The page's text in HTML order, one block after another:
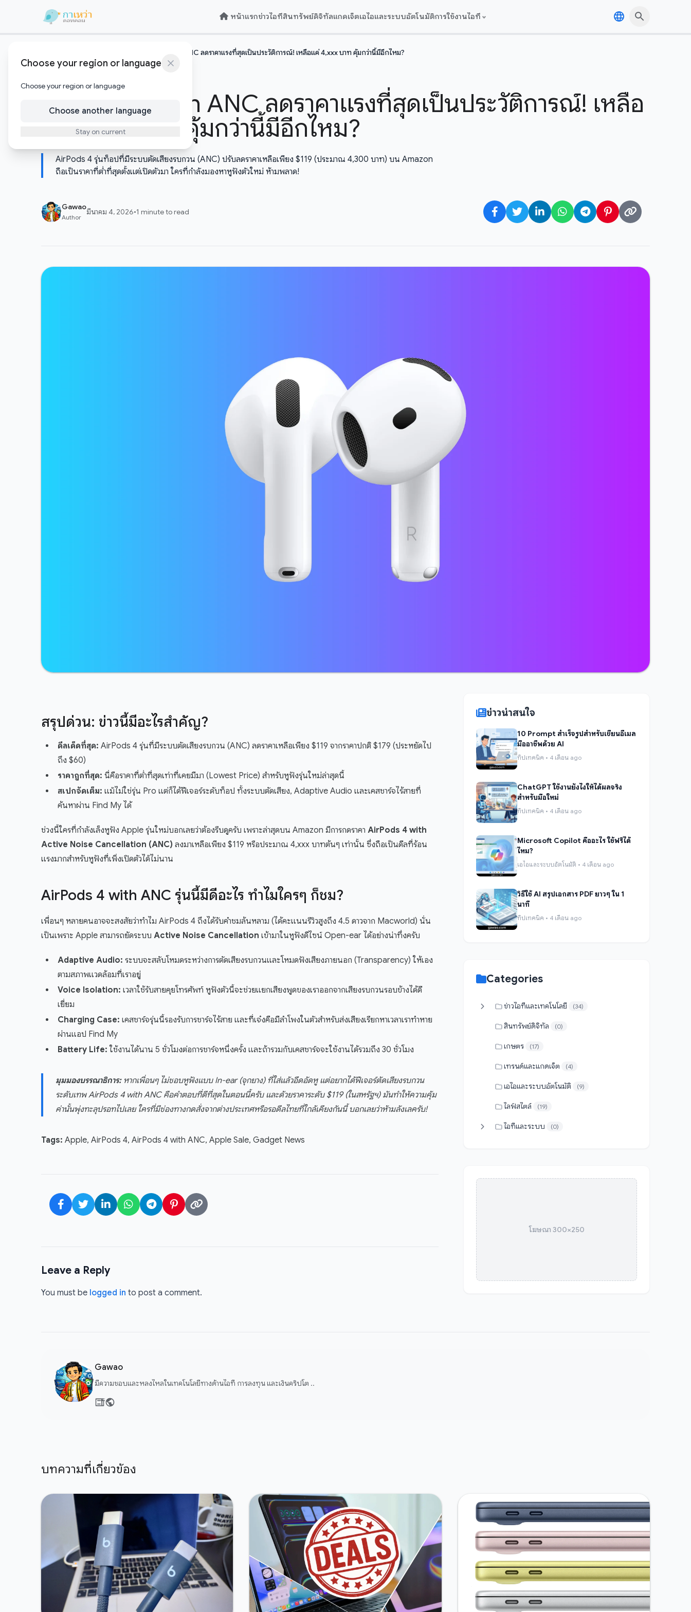
หน้าแรกข่าวไอทีสินทรัพย์ดิจิทัลแกดเจ็ตเอไอและระบบอัตโนมัติการใช้งานไอที
Choose your region or language
Choose your region or language
Choose another language
Stay on current
AirPods 4 with ANC ลดราคาแรงที่สุดเป็นประวัติการณ์! เหลือแค่ 4,xxx บาท คุ้มกว่านี้มีอีกไหม?
AirPods 4 with ANC ลดราคาแรงที่สุดเป็นประวัติการณ์! เหลือ
แค่ 4,xxx บาท คุ้มกว่านี้มีอีกไหม?
AirPods 4 รุ่นท็อปที่มีระบบตัดเสียงรบกวน (ANC) ปรับลดราคาเหลือเพียง $119 (ประมาณ 4,300 บาท) บน Amazon
ถือเป็นราคาที่ต่ำที่สุดตั้งแต่เปิดตัวมา ใครที่กำลังมองหาหูฟังตัวใหม่ ห้ามพลาด!
Gawao
Author
มีนาคม 4, 2026•1 minute to read
สรุปด่วน: ข่าวนี้มีอะไรสำคัญ?
ดีลเด็ดที่สุด: AirPods 4 รุ่นที่มีระบบตัดเสียงรบกวน (ANC) ลดราคาเหลือเพียง $119 จากราคาปกติ $179 (ประหยัดไป
ถึง $60)
ราคาถูกที่สุด: นี่คือราคาที่ต่ำที่สุดเท่าที่เคยมีมา (Lowest Price) สำหรับหูฟังรุ่นใหม่ล่าสุดนี้
สเปกจัดเต็ม: แม้ไม่ใช่รุ่น Pro แต่ก็ได้ฟีเจอร์ระดับท็อป ทั้งระบบตัดเสียง, Adaptive Audio และเคสชาร์จไร้สายที่
ค้นหาผ่าน Find My ได้
ช่วงนี้ใครที่กำลังเล็งหูฟัง Apple รุ่นใหม่บอกเลยว่าต้องรีบดูครับ เพราะล่าสุดบน Amazon มีการกดราคา AirPods 4 with
Active Noise Cancellation (ANC) ลงมาเหลือเพียง $119 หรือประมาณ 4,xxx บาทต้นๆ เท่านั้น ซึ่งถือเป็นดีลที่ร้อน
แรงมากสำหรับหูฟังที่เพิ่งเปิดตัวได้ไม่นาน
AirPods 4 with ANC รุ่นนี้มีดีอะไร ทำไมใครๆ ก็ชม?
เพื่อนๆ หลายคนอาจจะสงสัยว่าทำไม AirPods 4 ถึงได้รับคำชมล้นหลาม (ได้คะแนนรีวิวสูงถึง 4.5 ดาวจาก Macworld) นั่น
เป็นเพราะ Apple สามารถยัดระบบ Active Noise Cancellation เข้ามาในหูฟังดีไซน์ Open-ear ได้อย่างน่าทึ่งครับ
Adaptive Audio: ระบบจะสลับโหมดระหว่างการตัดเสียงรบกวนและโหมดฟังเสียงภายนอก (Transparency) ให้เอง
ตามสภาพแวดล้อมที่เราอยู่
Voice Isolation: เวลาใช้รับสายคุยโทรศัพท์ หูฟังตัวนี้จะช่วยแยกเสียงพูดของเราออกจากเสียงรบกวนรอบข้างได้ดี
เยี่ยม
Charging Case: เคสชาร์จรุ่นนี้รองรับการชาร์จไร้สาย และที่เจ๋งคือมีลำโพงในตัวสำหรับส่งเสียงเรียกหาเวลาเราทำหาย
ผ่านแอป Find My
Battery Life: ใช้งานได้นาน 5 ชั่วโมงต่อการชาร์จหนึ่งครั้ง และถ้ารวมกับเคสชาร์จจะใช้งานได้รวมถึง 30 ชั่วโมง
มุมมองบรรณาธิการ:หากเพื่อนๆ ไม่ชอบหูฟังแบบ In-ear (จุกยาง) ที่ใส่แล้วอึดอัดหู แต่อยากได้ฟีเจอร์ตัดเสียงรบกวน
ระดับเทพ AirPods 4 with ANC คือคำตอบที่ดีที่สุดในตอนนี้ครับ และด้วยราคาระดับ $119 (ในสหรัฐฯ) มันทำให้ความคุ้ม
ค่านั้นพุ่งทะลุปรอทไปเลย ใครที่มีช่องทางกดสั่งจากต่างประเทศหรือรอดีลไทยที่ใกล้เคียงกันนี้ บอกเลยว่าห้ามลังเลครับ!
Tags: Apple, AirPods 4, AirPods 4 with ANC, Apple Sale, Gadget News
Leave a Reply
You must be logged in to post a comment.
ข่าวน่าสนใจ
10 Prompt สำเร็จรูปสำหรับเขียนอีเมล
มืออาชีพด้วย AI
ทิปเทคนิค • 4 เดือน ago
ChatGPT ใช้งานยังไงให้ได้ผลจริง
สำหรับมือใหม่
ทิปเทคนิค • 4 เดือน ago
Microsoft Copilot คืออะไร ใช้ฟรีได้
ไหม?
เอไอและระบบอัตโนมัติ • 4 เดือน ago
วิธีใช้ AI สรุปเอกสาร PDF ยาวๆ ใน 1
นาที
ทิปเทคนิค • 4 เดือน ago
Categories
ข่าวไอทีและเทคโนโลยี (34)
สินทรัพย์ดิจิทัล (0)
เกษตร (17)
เทรนด์และแกดเจ็ต (4)
เอไอและระบบอัตโนมัติ (9)
ไลฟ์สไตล์ (19)
ไอทีและระบบ (0)
โฆษณา 300×250
Gawao
มีความชอบและหลงไหลในเทคโนโลยีทางด้านไอที การลงทุน และเงินคริปโต ..
บทความที่เกี่ยวข้อง